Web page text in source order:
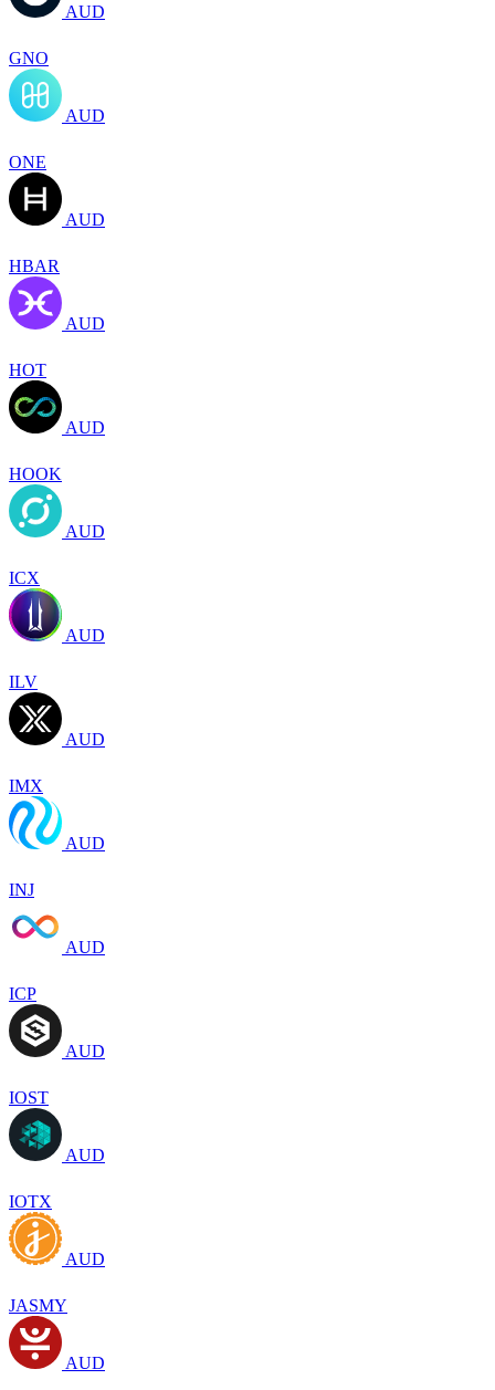
AUD
GNO
AUD
ONE
AUD
HBAR
AUD
HOT
AUD
HOOK
AUD
ICX
AUD
ILV
AUD
IMX
AUD
INJ
AUD
ICP
AUD
IOST
AUD
IOTX
AUD
JASMY
AUD